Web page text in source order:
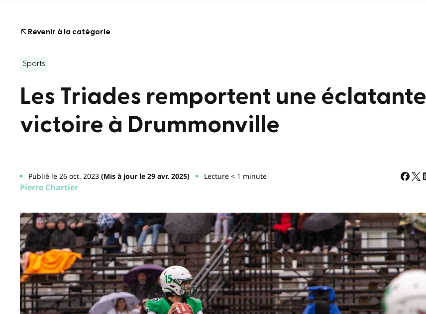
Revenir à la catégorie
Sports
Les Triades remportent une éclatante
victoire à Drummonville
Publié le 26 oct. 2023(Mis à jour le 29 avr. 2025) Lecture < 1 minute
Pierre Chartier